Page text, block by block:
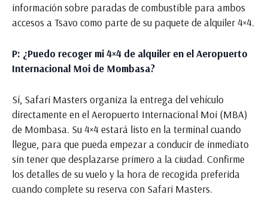
información sobre paradas de combustible para ambos
accesos a Tsavo como parte de su paquete de alquiler 4×4.
P: ¿Puedo recoger mi 4×4 de alquiler en el Aeropuerto
Internacional Moi de Mombasa?
Sí, Safari Masters organiza la entrega del vehículo
directamente en el Aeropuerto Internacional Moi (MBA)
de Mombasa. Su 4×4 estará listo en la terminal cuando
llegue, para que pueda empezar a conducir de inmediato
sin tener que desplazarse primero a la ciudad. Confirme
los detalles de su vuelo y la hora de recogida preferida
cuando complete su reserva con Safari Masters.